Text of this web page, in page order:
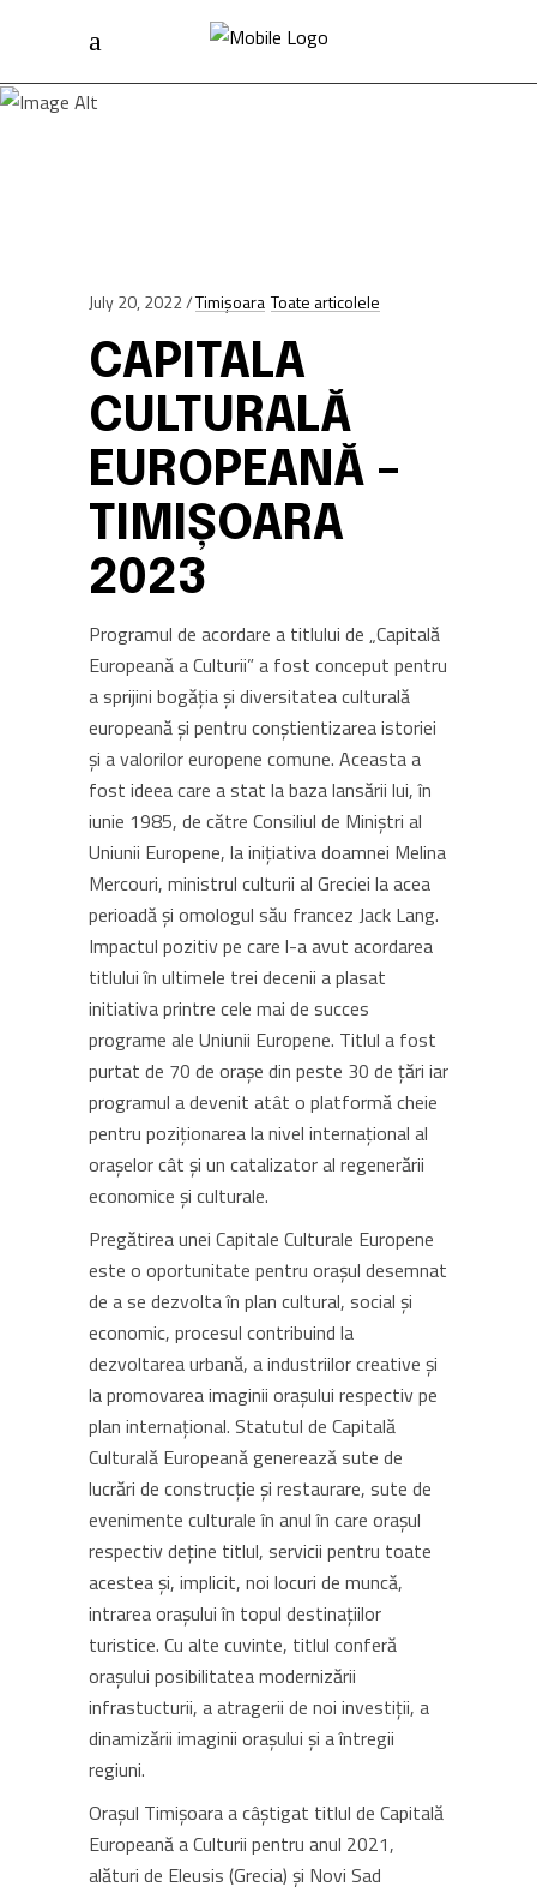
Home
Capitala Culturală Europeană – Timișoara
July 20, 2022 Timișoara Toate articolele
CAPITALA
CULTURALĂ
EUROPEANĂ –
TIMIȘOARA
2023
Programul de acordare a titlului de „Capitală
Europeană a Culturii” a fost conceput pentru
a sprijini bogăția și diversitatea culturală
europeană și pentru conștientizarea istoriei
și a valorilor europene comune. Aceasta a
fost ideea care a stat la baza lansării lui, în
iunie 1985, de către Consiliul de Miniștri al
Uniunii Europene, la iniţiativa doamnei Melina
Mercouri, ministrul culturii al Greciei la acea
perioadă și omologul său francez Jack Lang.
Impactul pozitiv pe care l-a avut acordarea
titlului în ultimele trei decenii a plasat
initiativa printre cele mai de succes
programe ale Uniunii Europene. Titlul a fost
purtat de 70 de orașe din peste 30 de țări iar
programul a devenit atât o platformă cheie
pentru poziționarea la nivel internațional al
orașelor cât și un catalizator al regenerării
economice și culturale.
Pregătirea unei Capitale Culturale Europene
este o oportunitate pentru oraşul desemnat
de a se dezvolta în plan cultural, social şi
economic, procesul contribuind la
dezvoltarea urbană, a industriilor creative şi
la promovarea imaginii oraşului respectiv pe
plan internaţional. Statutul de Capitală
Culturală Europeană generează sute de
lucrări de construcţie şi restaurare, sute de
evenimente culturale în anul în care orașul
respectiv deţine titlul, servicii pentru toate
acestea şi, implicit, noi locuri de muncă,
intrarea oraşului în topul destinaţiilor
turistice. Cu alte cuvinte, titlul conferă
oraşului posibilitatea modernizării
infrastucturii, a atragerii de noi investiţii, a
dinamizării imaginii oraşului şi a întregii
regiuni.
Orașul Timișoara a câștigat titlul de Capitală
Europeană a Culturii pentru anul 2021,
alături de Eleusis (Grecia) și Novi Sad